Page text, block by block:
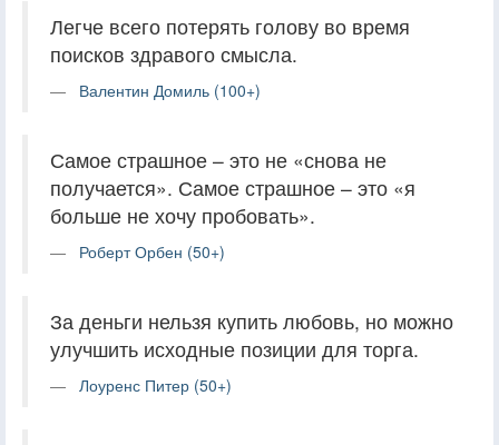
Легче всего потерять голову во время
поисков здравого смысла.
Валентин Домиль (100+)
Самое страшное – это не «снова не
получается». Самое страшное – это «я
больше не хочу пробовать».
Роберт Орбен (50+)
За деньги нельзя купить любовь, но можно
улучшить исходные позиции для торга.
Лоуренс Питер (50+)